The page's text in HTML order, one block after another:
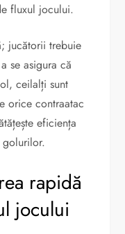
fluxul jocului.
jucătorii trebuie
se asigura că
ceilalți sunt
orice contraatac
eficiența
rapidă
jocului